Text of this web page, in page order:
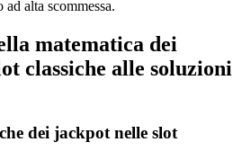
alta scommessa.
matematica dei
classiche alle soluzioni
dei jackpot nelle slot